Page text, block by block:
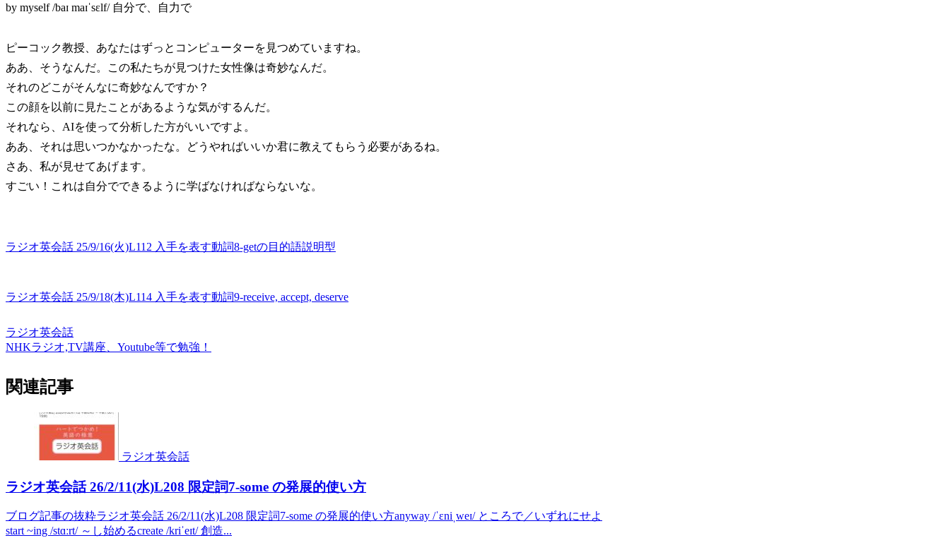
by myself /baɪ maɪˈsɛlf/ 自分で、自力で
ピーコック教授、あなたはずっとコンピューターを見つめていますね。
ああ、そうなんだ。この私たちが見つけた女性像は奇妙なんだ。
それのどこがそんなに奇妙なんですか？
この顔を以前に見たことがあるような気がするんだ。
それなら、AIを使って分析した方がいいですよ。
ああ、それは思いつかなかったな。どうやればいいか君に教えてもらう必要があるね。
さあ、私が見せてあげます。
すごい！これは自分でできるように学ばなければならないな。
ラジオ英会話 25/9/16(火)L112 入手を表す動詞8-getの目的語説明型
ラジオ英会話 25/9/18(木)L114 入手を表す動詞9-receive, accept, deserve
ラジオ英会話
NHKラジオ,TV講座、Youtube等で勉強！
関連記事
ラジオ英会話
ラジオ英会話 26/2/11(水)L208 限定詞7-some の発展的使い方
ブログ記事の抜粋ラジオ英会話 26/2/11(水)L208 限定詞7-some の発展的使い方anyway /ˈɛniˌweɪ/ ところで／いずれにせよ
start ~ing /stɑːrt/ ～し始めるcreate /kriˈeɪt/ 創造...